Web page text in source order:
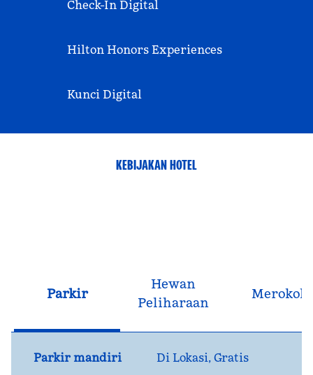
Check-In Digital
Hilton Honors Experiences
Kunci Digital
KEBIJAKAN HOTEL
Parkir
Hewan
Peliharaan
Merokok
Parkir mandiri Di Lokasi, Gratis